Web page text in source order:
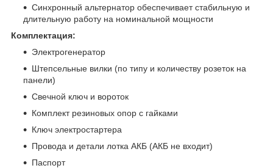
Синхронный альтернатор обеспечивает стабильную и
длительную работу на номинальной мощности
Комплектация:
Электрогенератор
Штепсельные вилки (по типу и количеству розеток на
панели)
Свечной ключ и вороток
Комплект резиновых опор с гайками
Ключ электростартера
Провода и детали лотка АКБ (АКБ не входит)
Паспорт